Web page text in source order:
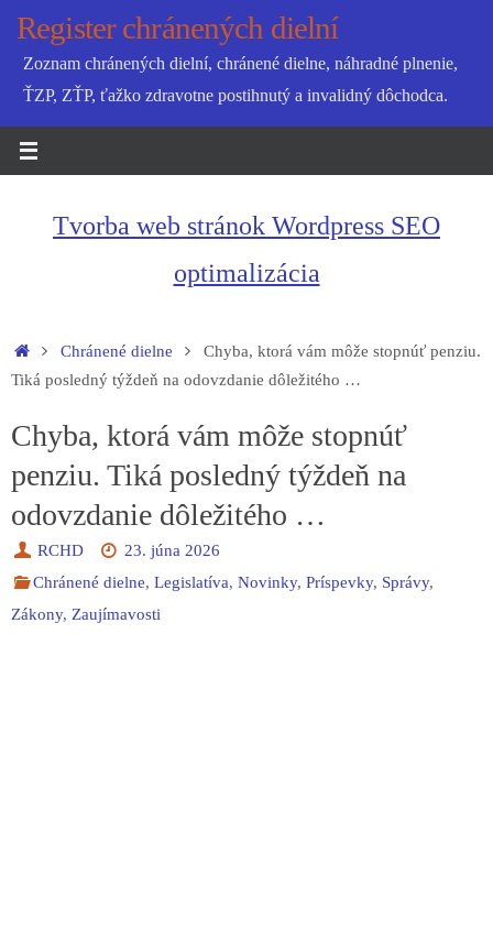
SkipRegister chránených dielní
Zoznam chránených dielní, chránené dielne, náhradné plnenie,
ŤZP, ZŤP, ťažko zdravotne postihnutý a invalidný dôchodca.
Tvorba web stránok Wordpress SEO
optimalizácia
HomeChránené dielne
Chyba, ktorá vám môže stopnúť penziu.
Tiká posledný týždeň na odovzdanie dôležitého …
Chyba, ktorá vám môže stopnúť
penziu. Tiká posledný týždeň na
odovzdanie dôležitého …
RCHD
23. júna 2026
Chránené dielne,Legislatíva,Novinky,Príspevky, Správy,
Zákony, Zaujímavosti